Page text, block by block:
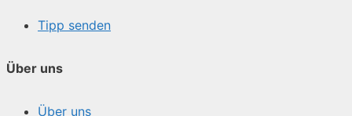
Tipp senden
Über uns
Über uns